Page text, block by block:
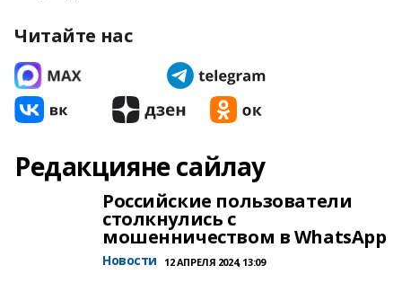
Читайте нас
Редакцияне сайлау
Российские пользователи
столкнулись с
мошенничеством в WhatsApp
Новости 12 АПРЕЛЯ 2024, 13:09